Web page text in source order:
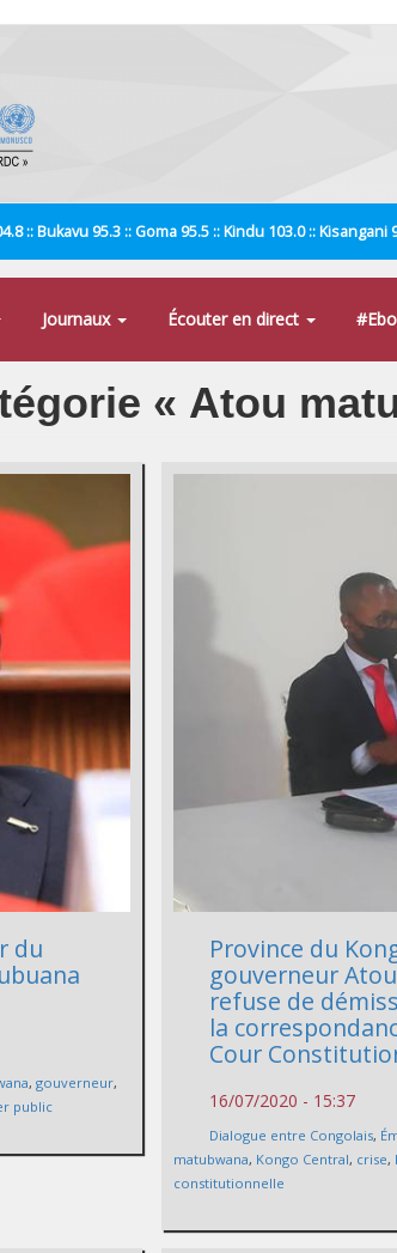
:: Bukavu 95.3 :: Goma 95.5 :: Kindu 103.0 ::
Journaux Écouter en direct
« Atou
du
,gouverneur,
public
Province du
gouverneur
refuse de
la
Cour
16/07/2020 - 15:37
Dialogue entre Congolais,
matubwana, Kongo Central, crise,
constitutionnelle